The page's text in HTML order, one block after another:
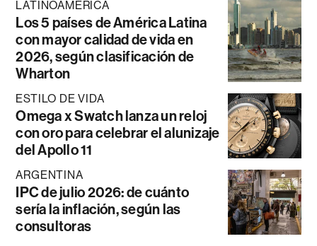
LATINOAMÉRICA
Los 5 países de América Latina
con mayor calidad de vida en
2026, según clasificación de
Wharton
ESTILO DE VIDA
Omega x Swatch lanza un reloj
con oro para celebrar el alunizaje
del Apollo 11
ARGENTINA
IPC de julio 2026: de cuánto
sería la inflación, según las
consultoras